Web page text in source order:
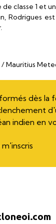
classe 1 et
Rodrigues
/ Mauritius
dès la
indien en
m'inscris